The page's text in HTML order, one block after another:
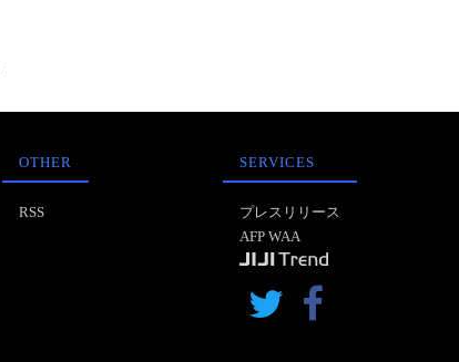
OTHER
RSS
SERVICES
プレスリリース
AFP WAA